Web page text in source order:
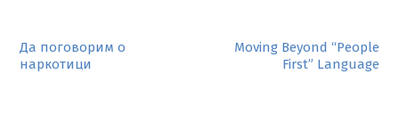
Post
navigation
Да поговорим о
наркотици
Moving Beyond “People
First” Language